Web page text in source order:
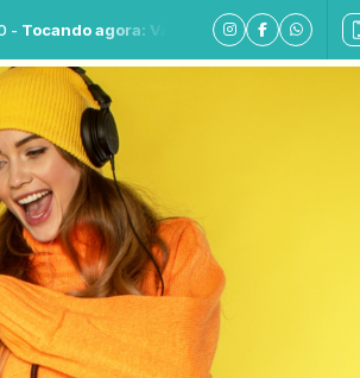
agora: Vale a pena ouvir de novo - Parte 7